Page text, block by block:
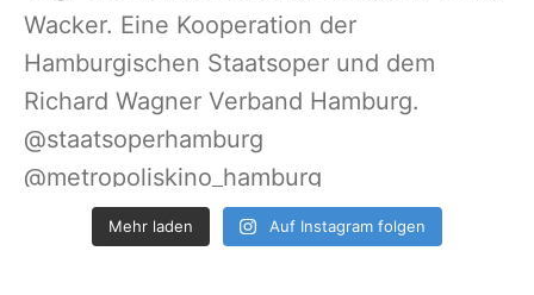
Mehr laden Auf Instagram folgen